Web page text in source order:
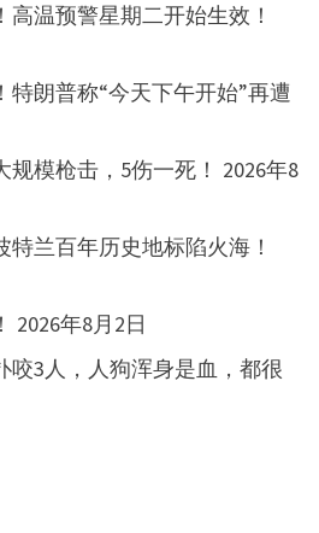
温预警星期二开始生效！
朗普称“今天下午开始”再遭
模枪击，5伤一死！ 2026年8
兰百年历史地标陷火海！
2026年8月2日
咬3人，人狗浑身是血，都很